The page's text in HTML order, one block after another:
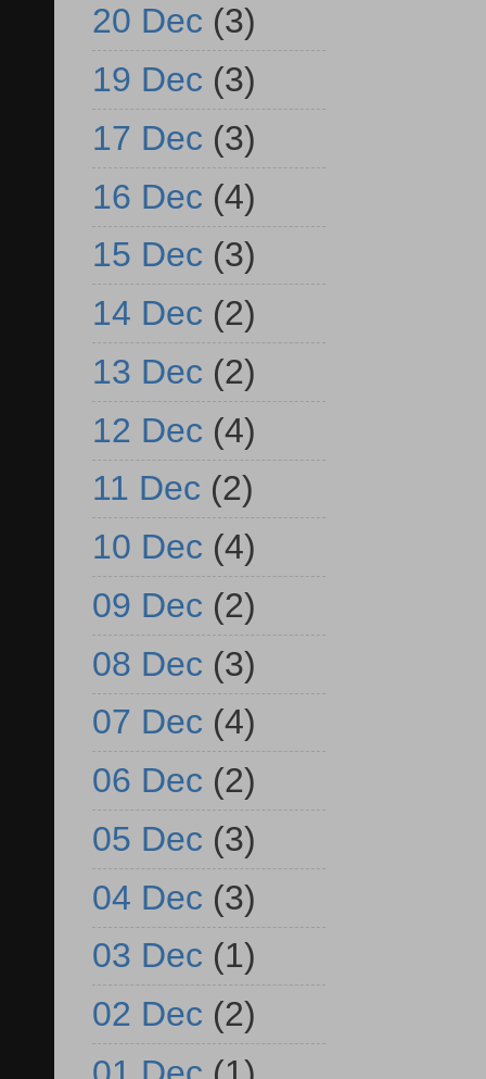
20 Dec (3)
19 Dec (3)
17 Dec (3)
16 Dec (4)
15 Dec (3)
14 Dec (2)
13 Dec (2)
12 Dec (4)
11 Dec (2)
10 Dec (4)
09 Dec (2)
08 Dec (3)
07 Dec (4)
06 Dec (2)
05 Dec (3)
04 Dec (3)
03 Dec (1)
02 Dec (2)